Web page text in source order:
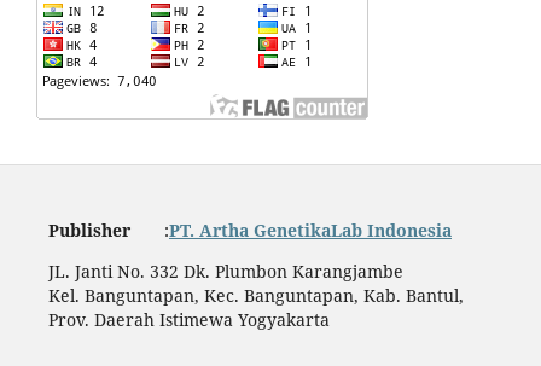
Publisher :PT. Artha GenetikaLab Indonesia
JL. Janti No. 332 Dk. Plumbon Karangjambe
Kel. Banguntapan, Kec. Banguntapan, Kab. Bantul,
Prov. Daerah Istimewa Yogyakarta